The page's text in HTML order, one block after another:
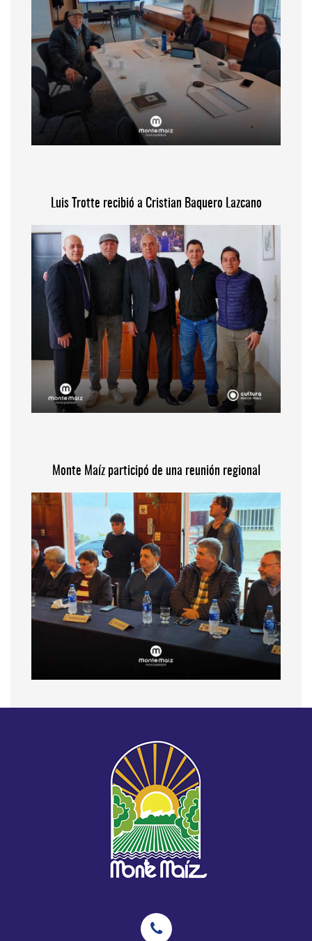
Luis Trotte recibió a Cristian Baquero Lazcano
Monte Maíz participó de una reunión regional